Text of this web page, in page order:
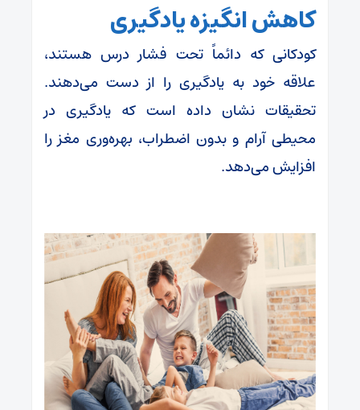
کاهش انگیزه یادگیری
کودکانی که دائماً تحت فشار درس هستند،
علاقه خود به یادگیری را از دست می‌دهند.
تحقیقات نشان داده است که یادگیری در
محیطی آرام و بدون اضطراب، بهره‌وری مغز را
افزایش می‌دهد.